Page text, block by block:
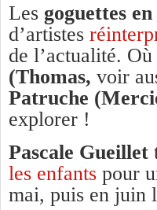
Les goguettes
d’artistes
de l’actualité.
(Thomas, voir
Patruche
explorer !
Pascale Gueillet
les enfants pour
mai, puis en juin